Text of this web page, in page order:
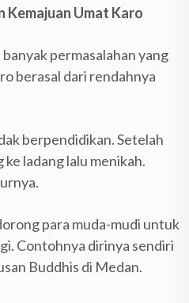
Kemajuan Umat Karo
permasalahan yang
berasal dari rendahnya
berpendidikan. Setelah
ke ladang lalu menikah.
para muda-mudi untuk
Contohnya dirinya sendiri
Buddhis di Medan.